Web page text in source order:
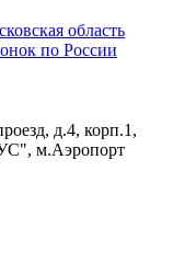
область
по России
д.4, корп.1,
м.Аэропорт